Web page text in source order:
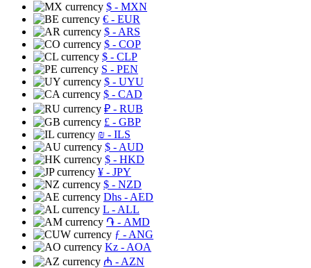
$ - MXN
€ - EUR
$ - ARS
$ - COP
$ - CLP
S - PEN
$ - UYU
$ - CAD
₽ - RUB
£ - GBP
₪ - ILS
$ - AUD
$ - HKD
¥ - JPY
$ - NZD
Dhs - AED
L - ALL
֏ - AMD
ƒ - ANG
Kz - AOA
₼ - AZN